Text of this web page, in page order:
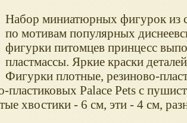
Набор миниатюрных фигурок из
по мотивам популярных
фигурки питомцев принцесс
пластмассы. Яркие краски
Фигурки плотные, резиново-
пластиковых Palace Pets с
хвостики - 6 см, эти - 4 см,